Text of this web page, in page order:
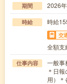
期間 2026
時給 時給
交
全額支
仕事内容
一般事
＊日
用）